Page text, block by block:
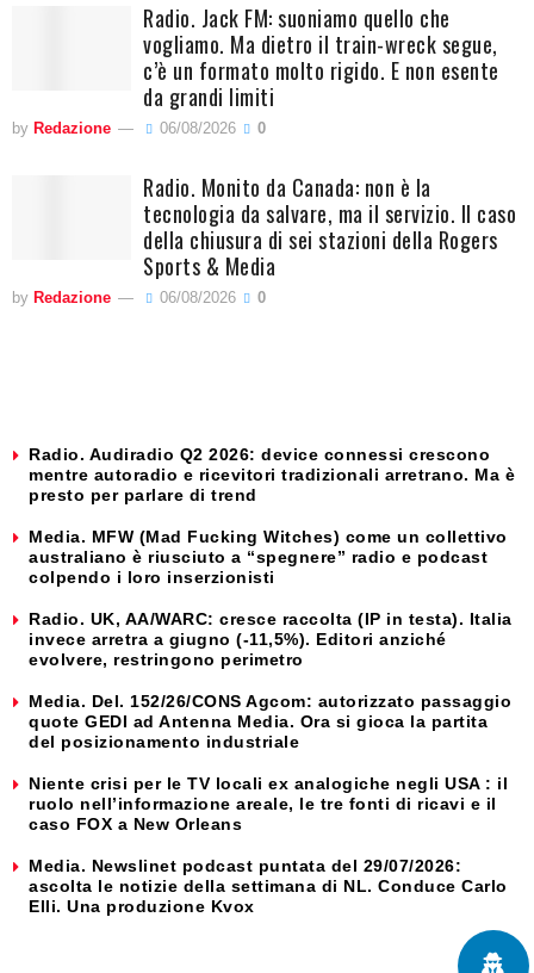
Radio. Jack FM: suoniamo quello che
vogliamo. Ma dietro il train-wreck segue,
c’è un formato molto rigido. E non esente
da grandi limiti
by Redazione 06/08/2026 0
Radio. Monito da Canada: non è la
tecnologia da salvare, ma il servizio. Il caso
della chiusura di sei stazioni della Rogers
Sports & Media
by Redazione 06/08/2026 0
Radio. Audiradio Q2 2026: device connessi crescono
mentre autoradio e ricevitori tradizionali arretrano. Ma è
presto per parlare di trend
Media. MFW (Mad Fucking Witches) come un collettivo
australiano è riusciuto a “spegnere” radio e podcast
colpendo i loro inserzionisti
Radio. UK, AA/WARC: cresce raccolta (IP in testa). Italia
invece arretra a giugno (-11,5%). Editori anziché
evolvere, restringono perimetro
Media. Del. 152/26/CONS Agcom: autorizzato passaggio
quote GEDI ad Antenna Media. Ora si gioca la partita
del posizionamento industriale
Niente crisi per le TV locali ex analogiche negli USA : il
ruolo nell’informazione areale, le tre fonti di ricavi e il
caso FOX a New Orleans
Media. Newslinet podcast puntata del 29/07/2026:
ascolta le notizie della settimana di NL. Conduce Carlo
Elli. Una produzione Kvox